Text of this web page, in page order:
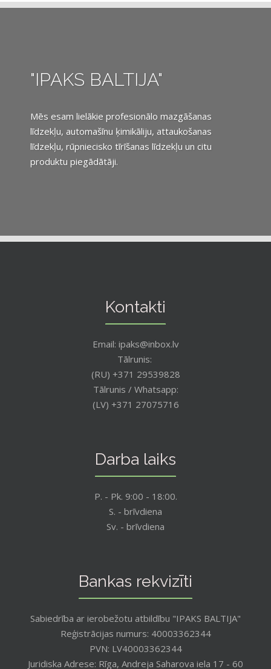
"IPAKS BALTIJA"
Mēs esam lielākie profesionālo mazgāšanas
līdzekļu, automašīnu ķimikāliju, attaukošanas
līdzekļu, rūpniecisko tīrīšanas līdzekļu un citu
produktu piegādātāji.
Kontakti
Email: ipaks@inbox.lv
Tālrunis:
(RU) +371 29539828
Tālrunis / Whatsapp:
(LV) +371 27075716
Darba laiks
P. - Pk. 9:00 - 18:00.
S. - brīvdiena
Sv. - brīvdiena
Bankas rekvizīti
Sabiedrība ar ierobežotu atbildību "IPAKS BALTIJA"
Reģistrācijas numurs: 40003362344
PVN: LV40003362344
Juridiska Adrese: Rīga, Andreja Saharova iela 17 - 60